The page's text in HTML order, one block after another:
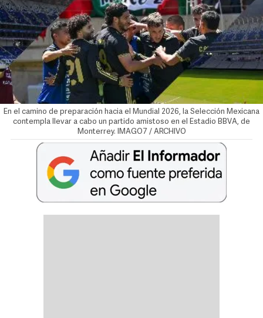
En el camino de preparación hacia el Mundial 2026, la Selección Mexicana
contempla llevar a cabo un partido amistoso en el Estadio BBVA, de
Monterrey. IMAGO7 / ARCHIVO